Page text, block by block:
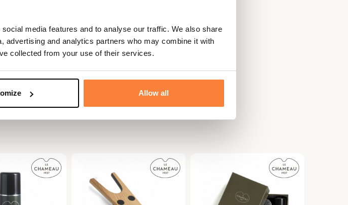
media features and to analyse our traffic. We also share
advertising and analytics partners who may combine it with
collected from your use of their services.
Allow all